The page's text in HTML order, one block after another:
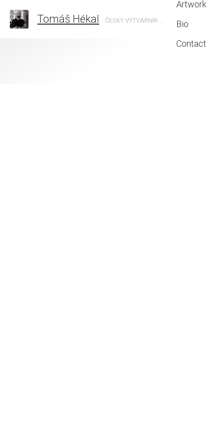
Tomáš Hékal ČESKÝ VÝTVARNÍK │CZECH ARTIST
Artwork
Bio
Contact